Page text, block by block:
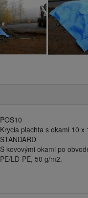
POS10
Krycia plachta s okami 10 x
ŠTANDARD
S kovovými okami po
PE/LD-PE, 50 g/m2.